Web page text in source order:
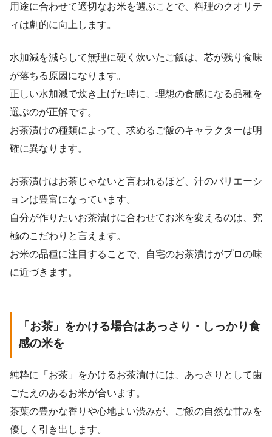
用途に合わせて適切なお米を選ぶことで、料理のクオリテ
ィは劇的に向上します。
水加減を減らして無理に硬く炊いたご飯は、芯が残り食味
が落ちる原因になります。
正しい水加減で炊き上げた時に、理想の食感になる品種を
選ぶのが正解です。
お茶漬けの種類によって、求めるご飯のキャラクターは明
確に異なります。
お茶漬けはお茶じゃないと言われるほど、汁のバリエーシ
ョンは豊富になっています。
自分が作りたいお茶漬けに合わせてお米を変えるのは、究
極のこだわりと言えます。
お米の品種に注目することで、自宅のお茶漬けがプロの味
に近づきます。
「お茶」をかける場合はあっさり・しっかり食
感の米を
純粋に「お茶」をかけるお茶漬けには、あっさりとして歯
ごたえのあるお米が合います。
茶葉の豊かな香りや心地よい渋みが、ご飯の自然な甘みを
優しく引き出します。